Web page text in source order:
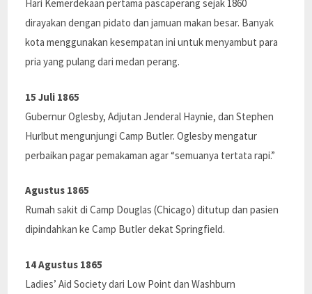
Hari Kemerdekaan pertama pascaperang sejak 1860
dirayakan dengan pidato dan jamuan makan besar. Banyak
kota menggunakan kesempatan ini untuk menyambut para
pria yang pulang dari medan perang.
15 Juli 1865
Gubernur Oglesby, Adjutan Jenderal Haynie, dan Stephen
Hurlbut mengunjungi Camp Butler. Oglesby mengatur
perbaikan pagar pemakaman agar “semuanya tertata rapi.”
Agustus 1865
Rumah sakit di Camp Douglas (Chicago) ditutup dan pasien
dipindahkan ke Camp Butler dekat Springfield.
14 Agustus 1865
Ladies’ Aid Society dari Low Point dan Washburn